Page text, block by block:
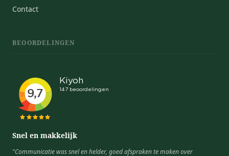
Contact
BEOORDELINGEN
Snel en makkelijk
"Communicatie was snel en helder, goed afspraken te maken over